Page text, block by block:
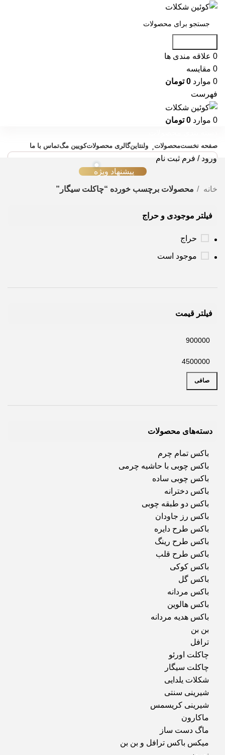
0 علاقه مندی ها
0 مقایسه
0 موارد 0 تومان
فهرست
0 موارد 0 تومان
صفحه نخستمحصولات ولنتاینگالری محصولاتکویین مگتماس با ما
ورود / فرم ثبت نام
پیشنهاد ویژه
خانه محصولات برچسب خورده “چاکلت سیگار”
فیلتر موجودی و حراج
حراج
موجود است
فیلتر قیمت
صافی
دسته‌های محصولات
باکس تمام چرم
باکس چوبی با حاشیه چرمی
باکس چوبی ساده
باکس دخترانه
باکس دو طبقه چوبی
باکس رز جاودان
باکس طرح دایره
باکس طرح رینگ
باکس طرح قلب
باکس کوکی
باکس گل
باکس مردانه
باکس هالوین
باکس هدیه مردانه
بن بن
ترافل
چاکلت اورئو
چاکلت سیگار
شکلات یلدایی
شیرینی سنتی
شیرینی کریسمس
ماکارون
ماگ دست ساز
میکس باکس ترافل و بن بن